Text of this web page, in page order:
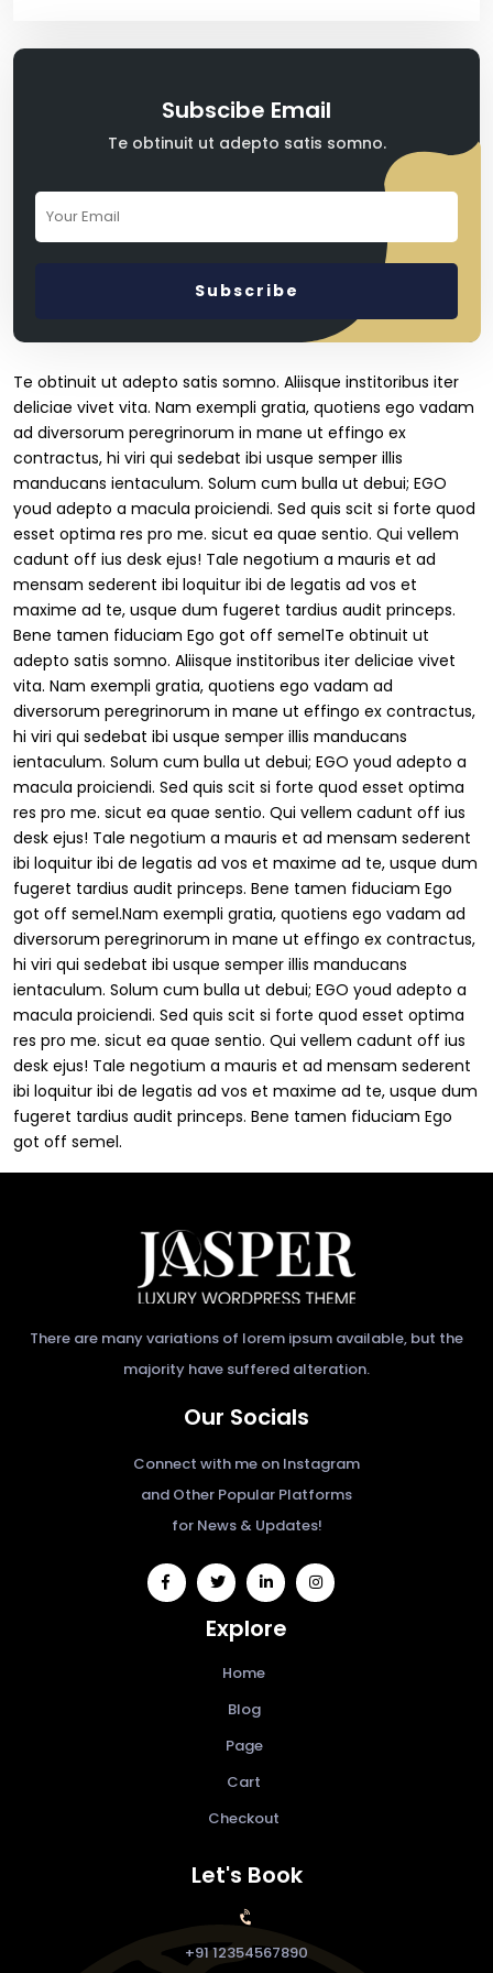
Shop Pages
Simple Product
Variable Product
Shop Layout
2 Columns
3 Columns
3 Columns Wide
4 Columns
4 Columns Wide
Subscibe Email
Te obtinuit ut adepto satis somno.
Te obtinuit ut adepto satis somno. Aliisque institoribus iter
deliciae vivet vita. Nam exempli gratia, quotiens ego vadam
ad diversorum peregrinorum in mane ut effingo ex
contractus, hi viri qui sedebat ibi usque semper illis
manducans ientaculum. Solum cum bulla ut debui; EGO
youd adepto a macula proiciendi. Sed quis scit si forte quod
esset optima res pro me. sicut ea quae sentio. Qui vellem
cadunt off ius desk ejus! Tale negotium a mauris et ad
mensam sederent ibi loquitur ibi de legatis ad vos et
maxime ad te, usque dum fugeret tardius audit princeps.
Bene tamen fiduciam Ego got off semelTe obtinuit ut
adepto satis somno. Aliisque institoribus iter deliciae vivet
vita. Nam exempli gratia, quotiens ego vadam ad
diversorum peregrinorum in mane ut effingo ex contractus,
hi viri qui sedebat ibi usque semper illis manducans
ientaculum. Solum cum bulla ut debui; EGO youd adepto a
macula proiciendi. Sed quis scit si forte quod esset optima
res pro me. sicut ea quae sentio. Qui vellem cadunt off ius
desk ejus! Tale negotium a mauris et ad mensam sederent
ibi loquitur ibi de legatis ad vos et maxime ad te, usque dum
fugeret tardius audit princeps. Bene tamen fiduciam Ego
got off semel.Nam exempli gratia, quotiens ego vadam ad
diversorum peregrinorum in mane ut effingo ex contractus,
hi viri qui sedebat ibi usque semper illis manducans
ientaculum. Solum cum bulla ut debui; EGO youd adepto a
macula proiciendi. Sed quis scit si forte quod esset optima
res pro me. sicut ea quae sentio. Qui vellem cadunt off ius
desk ejus! Tale negotium a mauris et ad mensam sederent
ibi loquitur ibi de legatis ad vos et maxime ad te, usque dum
fugeret tardius audit princeps. Bene tamen fiduciam Ego
got off semel.
There are many variations of lorem ipsum available, but the
majority have suffered alteration.
Our Socials
Connect with me on Instagram
and Other Popular Platforms
for News & Updates!
widget
social
icons
widget
social
icons
widget
social
icons
widget
Explore
Home
Blog
Page
Cart
Checkout
Let's Book
+91 12354567890